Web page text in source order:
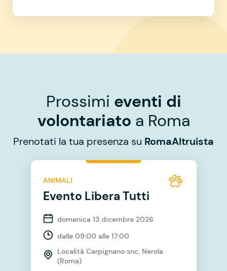
Prossimi eventi di
volontariato a Roma
Prenotati la tua presenza su RomaAltruista
ANIMALI
Evento Libera Tutti
domenica 13 dicembre 2026
dalle 09:00 alle 17:00
Località Carpignano snc, Nerola
(Roma)